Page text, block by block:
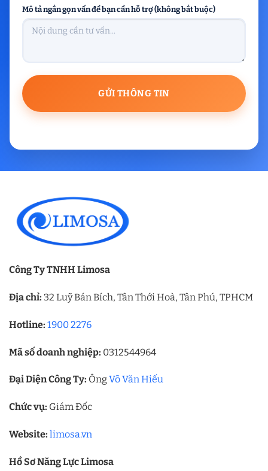
Mô tả ngắn gọn vấn đề bạn cần hỗ trợ (không bắt buộc)
Công Ty TNHH Limosa
Địa chỉ: 32 Luỹ Bán Bích, Tân Thới Hoà, Tân Phú, TPHCM
Hotline: 1900 2276
Mã số doanh nghiệp: 0312544964
Đại Diện Công Ty: ÔngVõ Văn Hiếu
Chức vụ: Giám Đốc
Website: limosa.vn
Hồ Sơ Năng Lực Limosa